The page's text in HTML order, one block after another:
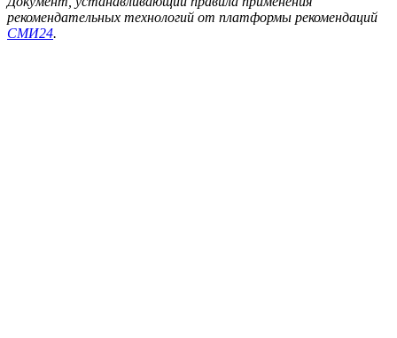
рекомендательных технологий от платформы рекомендаций
СМИ24.